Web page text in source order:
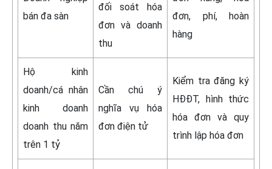
bán đa sàn
đối soát hóa
đơn và doanh
thu
đơn, phí, hoàn
hàng
Hộ kinh
doanh/cá nhân
kinh doanh
doanh thu năm
trên 1 tỷ
Cần chú ý
nghĩa vụ hóa
đơn điện tử
Kiểm tra đăng ký
HĐĐT, hình thức
hóa đơn và quy
trình lập hóa đơn